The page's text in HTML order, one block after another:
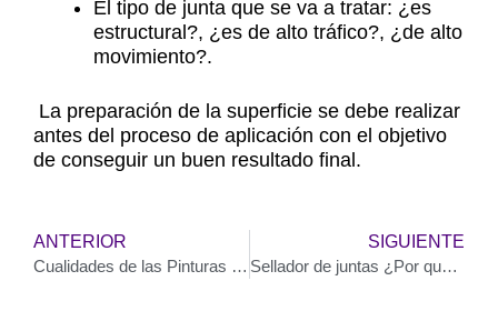
El tipo de junta que se va a tratar: ¿es
estructural?, ¿es de alto tráfico?, ¿de alto
movimiento?.
La preparación de la superficie se debe realizar
antes del proceso de aplicación con el objetivo
de conseguir un buen resultado final.
Previo
ANTERIOR
Cualidades de las Pinturas de Agua para paredes (látex, acrílicos, vinílicos)
SIGUIENTE
Sellador de juntas ¿Por qué falla?